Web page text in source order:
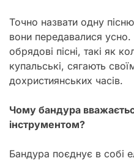
Точно назвати одну
вони передавалися
обрядові пісні, такі як
купальські, сягають
дохристиянських часів.
Чому бандура
інструментом?
Бандура поєднує в собі